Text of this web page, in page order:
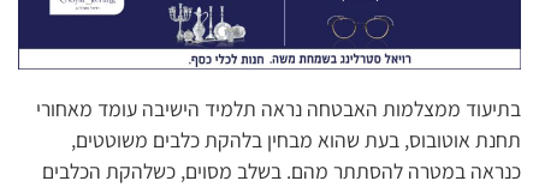
בתיעוד ממצלמות האבטחה נראה תלמיד הישיבה עומד מאחורי
תחנת אוטובוס, בעת שהוא מבחין בלהקת כלבים משוטטים,
כנראה במטרה להסתתר מהם. בשלב מסוים, כשלהקת הכלבים